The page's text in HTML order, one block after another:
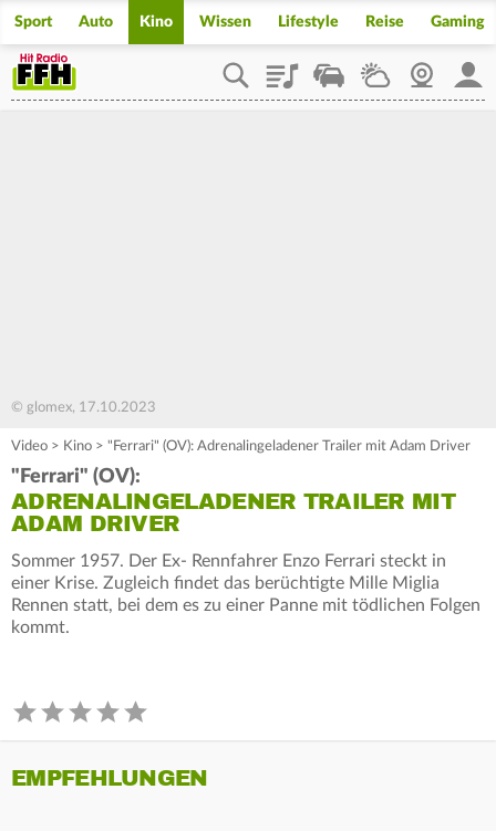
Sport Auto Kino Wissen Lifestyle Reise Gaming
PlaylistStaupilotWetterWebcam
© glomex, 17.10.2023
Video > Kino > "Ferrari" (OV): Adrenalingeladener Trailer mit Adam Driver
"Ferrari" (OV):
ADRENALINGELADENER TRAILER MIT
ADAM DRIVER
Sommer 1957. Der Ex- Rennfahrer Enzo Ferrari steckt in
einer Krise. Zugleich findet das berüchtigte Mille Miglia
Rennen statt, bei dem es zu einer Panne mit tödlichen Folgen
kommt.
EMPFEHLUNGEN